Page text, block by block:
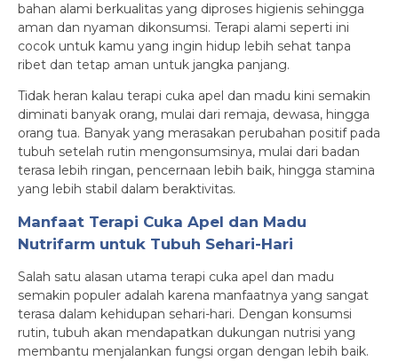
bahan alami berkualitas yang diproses higienis sehingga
aman dan nyaman dikonsumsi. Terapi alami seperti ini
cocok untuk kamu yang ingin hidup lebih sehat tanpa
ribet dan tetap aman untuk jangka panjang.
Tidak heran kalau terapi cuka apel dan madu kini semakin
diminati banyak orang, mulai dari remaja, dewasa, hingga
orang tua. Banyak yang merasakan perubahan positif pada
tubuh setelah rutin mengonsumsinya, mulai dari badan
terasa lebih ringan, pencernaan lebih baik, hingga stamina
yang lebih stabil dalam beraktivitas.
Manfaat Terapi Cuka Apel dan Madu
Nutrifarm untuk Tubuh Sehari-Hari
Salah satu alasan utama terapi cuka apel dan madu
semakin populer adalah karena manfaatnya yang sangat
terasa dalam kehidupan sehari-hari. Dengan konsumsi
rutin, tubuh akan mendapatkan dukungan nutrisi yang
membantu menjalankan fungsi organ dengan lebih baik.